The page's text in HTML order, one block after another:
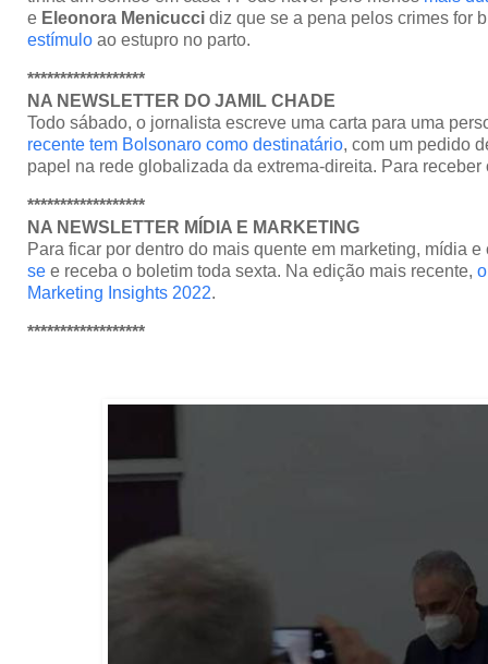
e Eleonora Menicucci diz que se a pena pelos crimes for
estímulo ao estupro no parto.
******************
NA NEWSLETTER DO JAMIL CHADE
Todo sábado, o jornalista escreve uma carta para uma
recente tem Bolsonaro como destinatário, com um pedido
papel na rede globalizada da extrema-direita. Para
******************
NA NEWSLETTER MÍDIA E MARKETING
Para ficar por dentro do mais quente em marketing, mídia
se e receba o boletim toda sexta. Na edição mais recente,
Marketing Insights 2022.
******************